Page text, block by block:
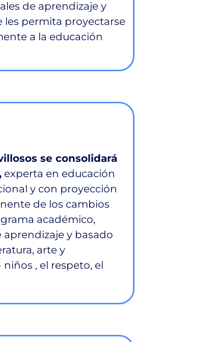
de aprendizaje y
les permita proyectarse
a la educación
se consolidará
experta en educación
y con proyección
de los cambios
académico,
y basado
arte y
, el respeto, el